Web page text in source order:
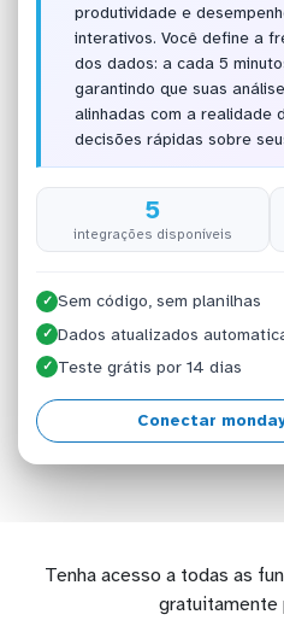
produtividade e
interativos. Você define a
dos dados: a cada 5
garantindo que suas
alinhadas com a realidade
decisões rápidas sobre
5
integrações disponíveis
✓ Sem código, sem planilhas
✓ Dados atualizados
✓ Teste grátis por 14 dias
Conectar
Tenha acesso a todas as
gratuitamente